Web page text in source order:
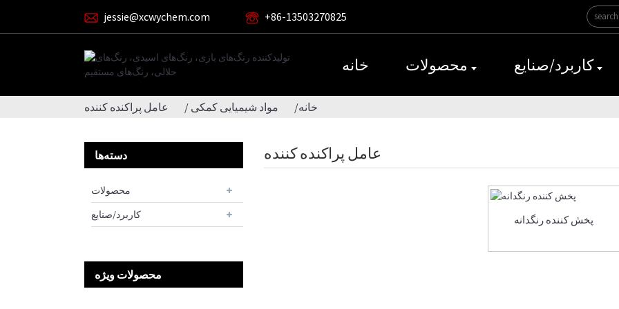
jessie@xcwychem.com ‎+86-13503270825‎
خانه محصولات کاربرد/صنایع
خانه مواد شیمیایی کمکی عامل پراکنده کننده
دسته‌ها
محصولات
کاربرد/صنایع
محصولات ویژه
عامل پراکنده کننده
پخش کننده رنگدانه